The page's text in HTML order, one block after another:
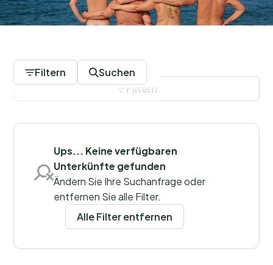
Filtern Suchen
Regionen
Filtern
Ups... Keine verfügbaren
Unterkünfte gefunden
Ändern Sie Ihre Suchanfrage oder
entfernen Sie alle Filter.
Alle Filter entfernen